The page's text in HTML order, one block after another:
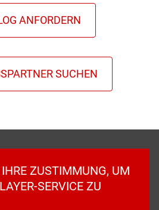
ZUSTIMMUNG, UM
SERVICE ZU